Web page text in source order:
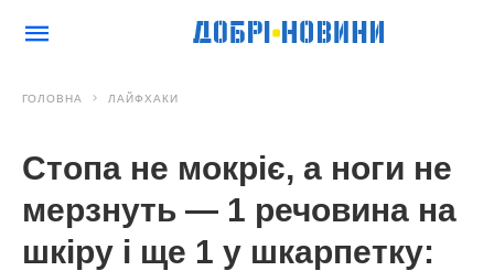
ГОЛОВНА ЛАЙФХАКИ
Стопа не мокріє, а ноги не
мерзнуть — 1 речовина на
шкіру і ще 1 у шкарпетку: